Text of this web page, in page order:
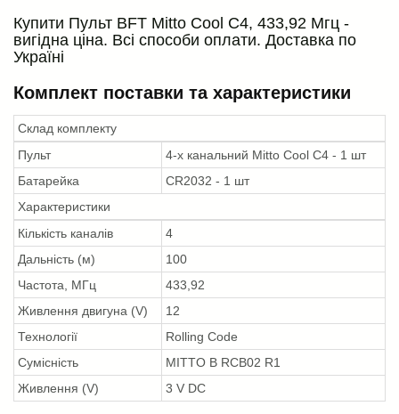
Купити Пульт BFT Mitto Cool C4, 433,92 Мгц -
вигідна ціна. Всі способи оплати. Доставка по
Україні
Комплект поставки та характеристики
Склад комплекту
Пульт
4-х канальний Mitto Cool C4 - 1 шт
Батарейка
CR2032 - 1 шт
Характеристики
Кількість каналів
4
Дальність (м)
100
Частота, МГц
433,92
Живлення двигуна (V)
12
Технології
Rolling Code
Сумісність
MITTO B RCB02 R1
Живлення (V)
3 V DC